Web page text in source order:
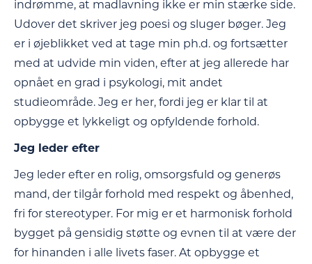
indrømme, at madlavning ikke er min stærke side.
Udover det skriver jeg poesi og sluger bøger. Jeg
er i øjeblikket ved at tage min ph.d. og fortsætter
med at udvide min viden, efter at jeg allerede har
opnået en grad i psykologi, mit andet
studieområde. Jeg er her, fordi jeg er klar til at
opbygge et lykkeligt og opfyldende forhold.
Jeg leder efter
Jeg leder efter en rolig, omsorgsfuld og generøs
mand, der tilgår forhold med respekt og åbenhed,
fri for stereotyper. For mig er et harmonisk forhold
bygget på gensidig støtte og evnen til at være der
for hinanden i alle livets faser. At opbygge et